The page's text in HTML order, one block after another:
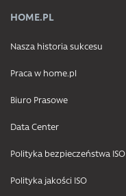
HOME.PL
Nasza historia sukcesu
Praca w home.pl
Biuro Prasowe
Data Center
Polityka bezpieczeństwa ISO
Polityka jakości ISO